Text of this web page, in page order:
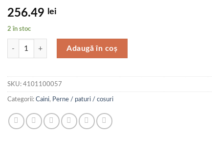
256.49 lei
2 în stoc
Cantitate Ferplast Geanta Transport Milu Large
Adaugă în coș
SKU: 4101100057
Categorii: Caini, Perne / paturi / cosuri